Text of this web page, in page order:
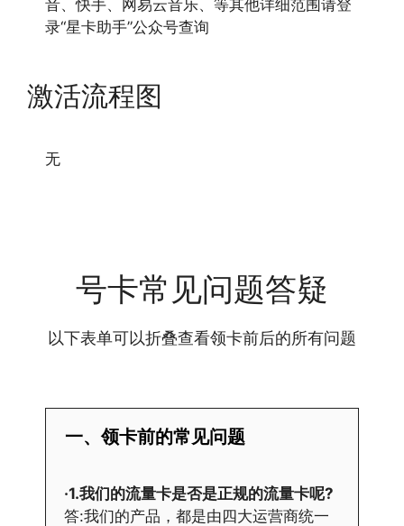
音、快手、网易云音乐、等其他详细范围请登
录“星卡助手”公众号查询
激活流程图
无
号卡常见问题答疑
以下表单可以折叠查看领卡前后的所有问题
一、领卡前的常见问题
·1.我们的流量卡是否是正规的流量卡呢?
答:我们的产品，都是由四大运营商统一